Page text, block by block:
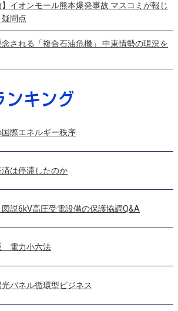
】イオンモール熊本爆発事故 マスコミが報じ
問点
念される「複合石油危機」 中東情勢の現況を
際エネルギー秩序
は停滞したのか
説6kV高圧受電設備の保護協調Q&A
電力小六法
パネル循環型ビジネス